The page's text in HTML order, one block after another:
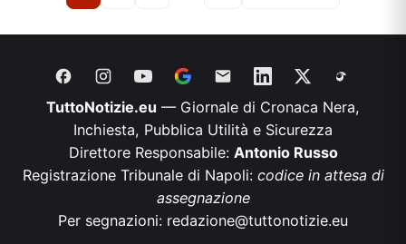
TuttoNotizie.eu — Giornale di Cronaca Nera,
Inchiesta, Pubblica Utilità e Sicurezza
Direttore Responsabile: Antonio Russo
Registrazione Tribunale di Napoli: codice in attesa di
assegnazione
Per segnazioni: redazione@tuttonotizie.eu